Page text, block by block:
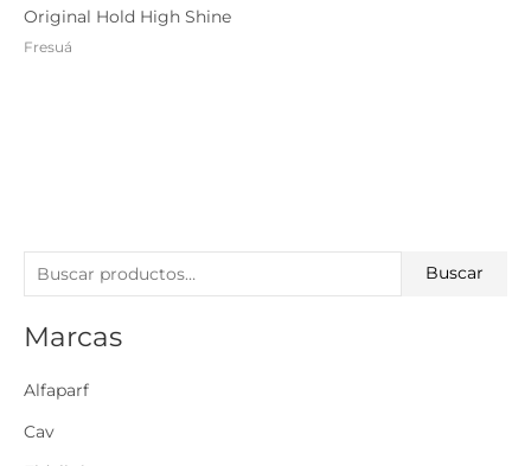
u
s
a
r
Buscar
Marcas
Alfaparf
Cav
Original Hold High Shine
Fresuá